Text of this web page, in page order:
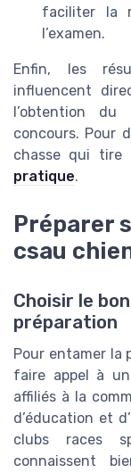
faciliter la
l’examen.
Enfin, les
influencent
l’obtention
concours. Pour
chasse qui tire
pratique.
Préparer
csau
Choisir le
préparation
Pour entamer la
faire appel à
affiliés à la
d’éducation et
clubs races
connaissent